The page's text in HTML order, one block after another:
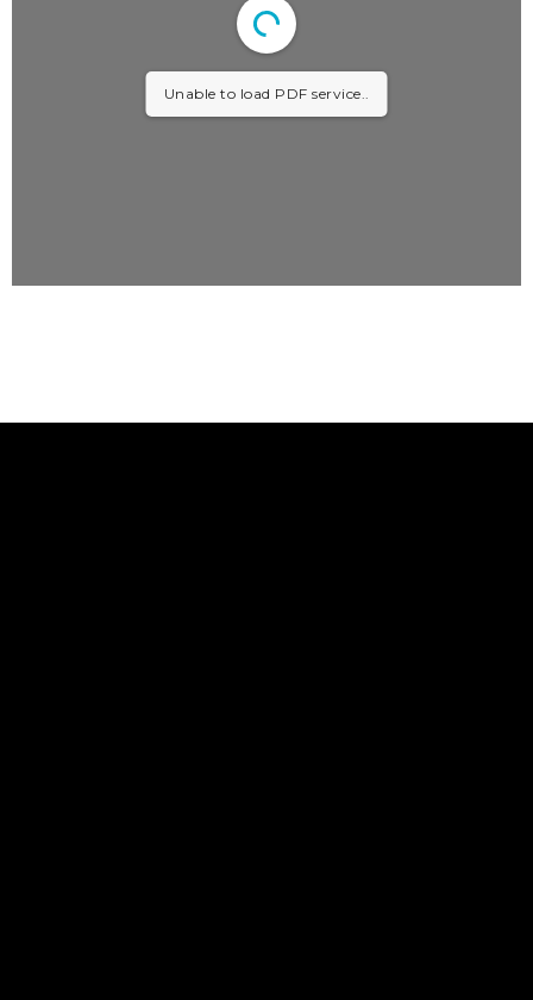
Unable to load PDF service..